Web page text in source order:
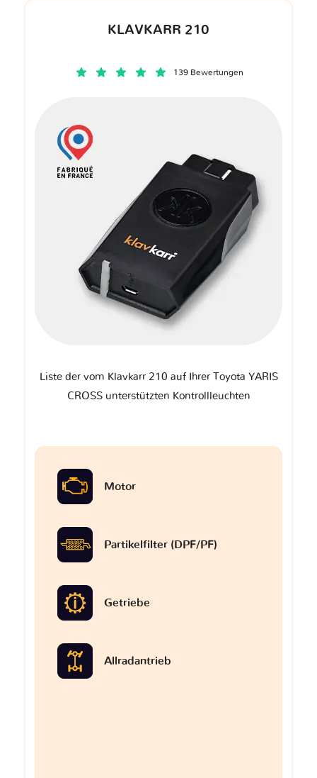
KLAVKARR 210
139 Bewertungen
Liste der vom Klavkarr 210 auf Ihrer Toyota YARIS
CROSS unterstützten Kontrollleuchten
Motor
Partikelfilter (DPF/PF)
Getriebe
Allradantrieb